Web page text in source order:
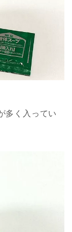
多く入ってい